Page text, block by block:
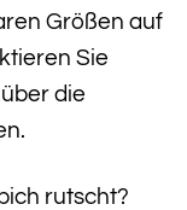
Größen auf
Sie
die
rutscht?